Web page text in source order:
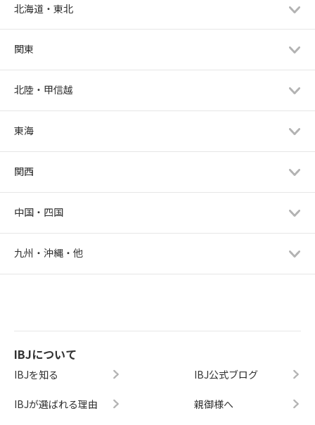
北海道・東北
関東
北陸・甲信越
東海
関西
中国・四国
九州・沖縄・他
IBJについて
IBJを知る
IBJが選ばれる理由
IBJ公式ブログ
親御様へ